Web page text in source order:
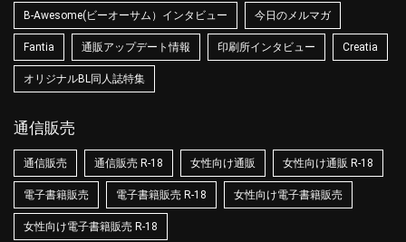
B-Awesome(ビーオーサム）インタビュー 今日のメルマガ
Fantia 通販アップデート情報 印刷所インタビュー Creatia
オリジナルBL同人誌特集
通信販売
通信販売 通信販売 R-18 女性向け通販 女性向け通販 R-18
電子書籍販売 電子書籍販売 R-18 女性向け電子書籍販売
女性向け電子書籍販売 R-18